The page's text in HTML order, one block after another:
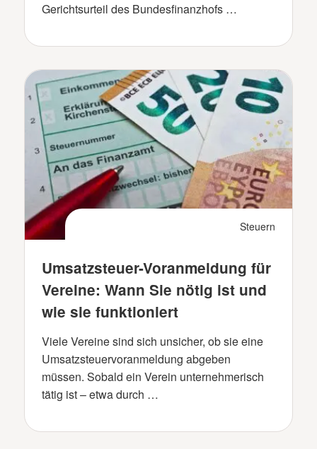
Gerichtsurteil des Bundesfinanzhofs …
Steuern
Umsatzsteuer-Voranmeldung für
Vereine: Wann Sie nötig ist und
wie sie funktioniert
Viele Vereine sind sich unsicher, ob sie eine
Umsatzsteuervoranmeldung abgeben
müssen. Sobald ein Verein unternehmerisch
tätig ist – etwa durch …